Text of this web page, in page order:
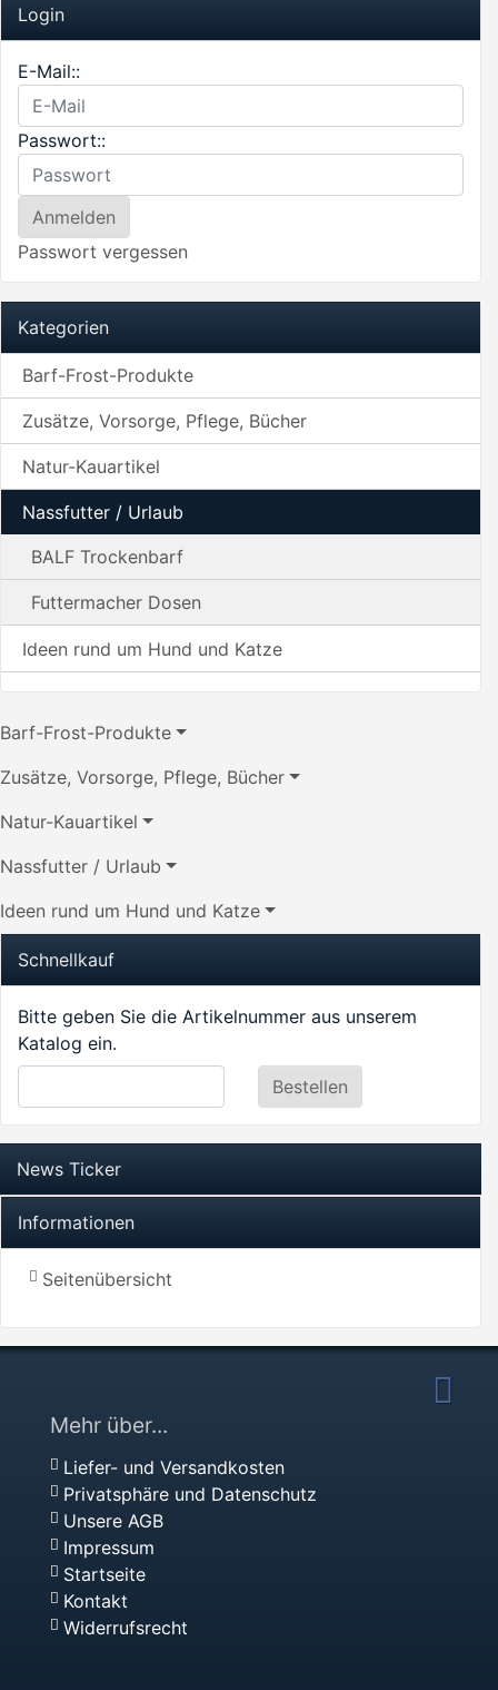
Login
E-Mail::
Passwort::
Passwort vergessen
Kategorien
Barf-Frost-Produkte
Zusätze, Vorsorge, Pflege, Bücher
Natur-Kauartikel
Nassfutter / Urlaub
BALF Trockenbarf
Futtermacher Dosen
Ideen rund um Hund und Katze
Barf-Frost-Produkte
Zusätze, Vorsorge, Pflege, Bücher
Natur-Kauartikel
Nassfutter / Urlaub
Ideen rund um Hund und Katze
Schnellkauf
Bitte geben Sie die Artikelnummer aus unserem
Katalog ein.
News Ticker
Informationen
Seitenübersicht
Mehr über...
Liefer- und Versandkosten
Privatsphäre und Datenschutz
Unsere AGB
Impressum
Startseite
Kontakt
Widerrufsrecht